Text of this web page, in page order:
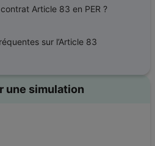
Article 83 en PER ?
sur l’Article 83
une simulation